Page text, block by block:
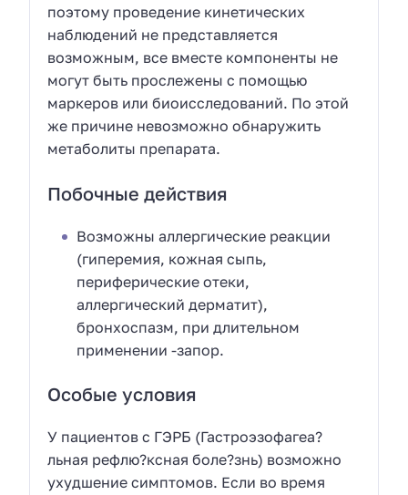
поэтому проведение кинетических
наблюдений не представляется
возможным, все вместе компоненты не
могут быть прослежены с помощью
маркеров или биоисследований. По этой
же причине невозможно обнаружить
метаболиты препарата.
Побочные действия
Возможны аллергические реакции
(гиперемия, кожная сыпь,
периферические отеки,
аллергический дерматит),
бронхоспазм, при длительном
применении -запор.
Особые условия
У пациентов с ГЭРБ (Гастроэзофагеа?
льная рефлю?ксная боле?знь) возможно
ухудшение симптомов. Если во время